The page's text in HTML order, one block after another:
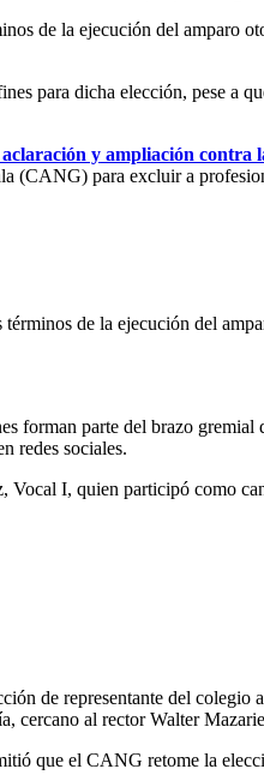
de la ejecución del amparo
para dicha elección, pese a
y ampliación contra
(CANG) para excluir a
de la ejecución del
forman parte del brazo gremial
redes sociales.
I, quien participó como
de representante del
cercano al rector Walter
que el CANG retome la